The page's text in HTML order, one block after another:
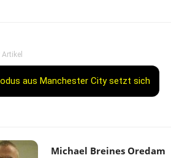
aus Manchester City setzt sich
Michael Breines Oredam